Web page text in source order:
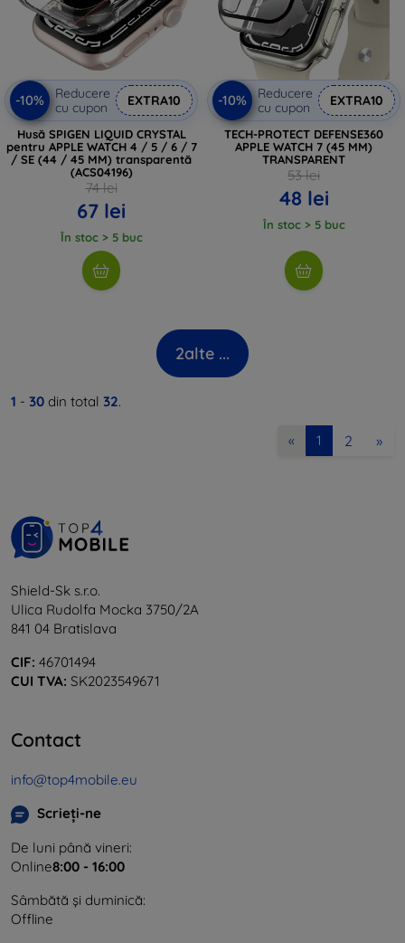
-10%
Reducere
cu cupon
EXTRA10
Husă SPIGEN LIQUID CRYSTAL
pentru APPLE WATCH 4 / 5 / 6 / 7
/ SE (44 / 45 MM) transparentă
(ACS04196)
74 lei
67 lei
În stoc > 5 buc
-10%
Reducere
cu cupon
EXTRA10
TECH-PROTECT DEFENSE360
APPLE WATCH 7 (45 MM)
TRANSPARENT
53 lei
48 lei
În stoc > 5 buc
2alte ...
1 - 30 din total 32.
« 1 2 »
Shield-Sk s.r.o.
Ulica Rudolfa Mocka 3750/2A
841 04 Bratislava
CIF: 46701494
CUI TVA: SK2023549671
Contact
info@top4mobile.eu
Scrieți-ne
De luni până vineri:
Online8:00 - 16:00
Sâmbătă și duminică:
Offline